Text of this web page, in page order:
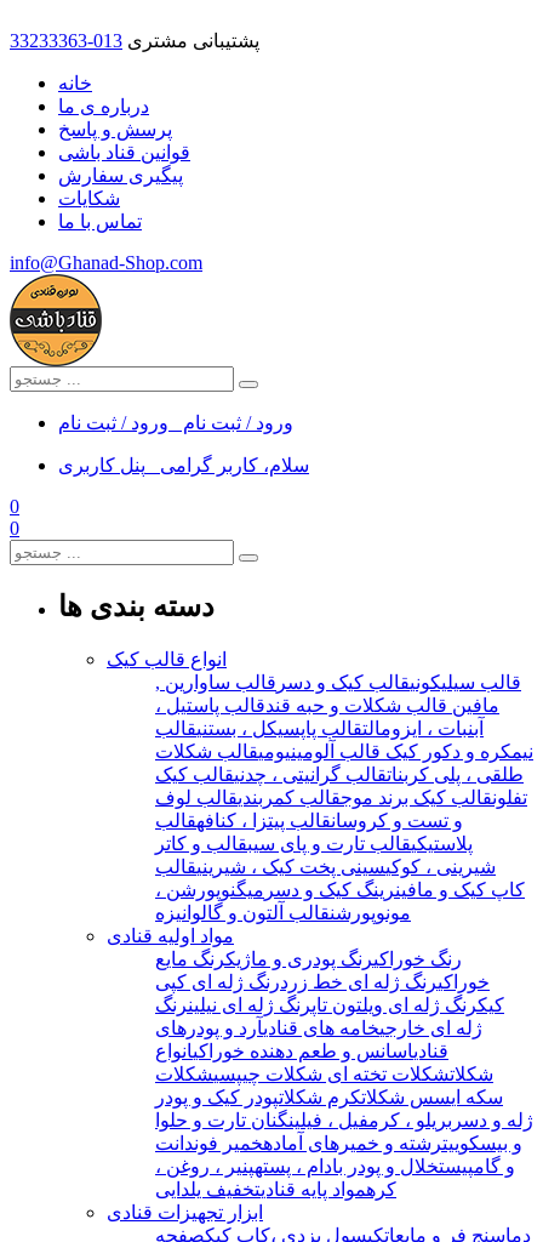
33233363-013 پشتیبانی مشتری
خانه
درباره ی ما
پرسش و پاسخ
قوانین قناد باشی
پیگیری سفارش
شکایات
تماس با ما
info@Ghanad-Shop.com
ورود / ثبت نام ورود / ثبت نام
سلام، کاربر گرامی
پنل کاربری
0
0
دسته بندی ها
انواع قالب کیک
قالب سیلیکونیقالب کیک و دسر قالب ساوارین ,
مافین قالب شکلات و حبه قندقالب پاستیل ،
آبنبات ، ایزومالتقالب پاپسیکل ، بستنیقالب
نیمکره و دکور کیک قالب آلومینیومیقالب شکلات
طلقی ، پلی کربناتقالب گرانیتی ، چدنیقالب کیک
تفلونقالب کیک برند موجقالب کمربندیقالب لوف
و تست و کروسانقالب پیتزا ، کنافهقالب
پلاستیکیقالب تارت و پای سیبقالب و کاتر
شیرینی ، کوکیسینی پخت کیک ، شیرینیقالب
کاپ کیک و مافینرینگ کیک و دسر میگنوپورشن ،
مونوپورشنقالب آلتون و گالوانیزه
مواد اولیه قنادی
رنگ خوراکیرنگ پودری و ماژیکرنگ مایع
خوراکیرنگ ژله ای خط زردرنگ ژله ای کپی
کیکرنگ ژله ای ویلتون تاپرنگ ژله ای نیلینرنگ
ژله ای خارجیخامه های قنادیآرد و پودرهای
قنادیاسانس و طعم دهنده خوراکیانواع
شکلاتشکلات تخته ای شکلات چیپسیشکلات
سکه ایسس شکلاتکرم شکلاتپودر کیک و پودر
ژله و دسر بریلو ، کرمفیل ، فیلینگنان تارت و حلوا
و بیسکوییترشته و خمیرهای آمادهخمیر فوندانت
و گامپیستخلال و پودر بادام ، پستهپنیر ، روغن ،
کرهمواد پایه قنادیتخفیف یلدایی
ابزار تجهیزات قنادی
دماسنج فر و مایعاتکپسول یزدی ،کاپ کیکصفحه